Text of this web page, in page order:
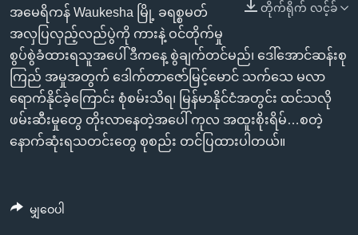
ကျော်
ကြည့်
ရန်
ရှာဖွေ
ရန်
နေရာ
သို့
ဘာသာစကားများ
တိုက်ရိုက် လင့်ခ်
အမေရိကန် Waukesha မြို့ ခရစ္စမတ်
အလှပြလှည့်လည်ပွဲကို ကားနဲ့ ဝင်တိုက်မှု
စွပ်စွဲခံထားရသူအပေါ် ဒီကနေ့ စွဲချက်တင်မည်၊ ဒေါ်အောင်ဆန်းစု
ကြည် အမှုအတွက် ဒေါက်တာဇော်မြင့်မောင် သက်သေ မလာ
ရောက်နိုင်ခဲ့ကြောင်း စုံစမ်းသိရ၊ မြန်မာနိုင်ငံအတွင်း ထင်သလို
ဖမ်းဆီးမှုတွေ တိုးလာနေတဲ့အပေါ် ကုလ အထူးစိုးရိမ်…စတဲ့
နောက်ဆုံးရသတင်းတွေ စုစည်း တင်ပြထားပါတယ်။
မျှဝေပါ